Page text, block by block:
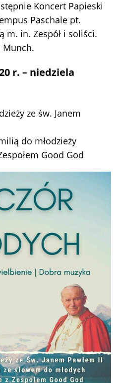
Koncert Papieski
Paschale pt.
m. in. Zespół i soliści.
Munch.
r. – niedziela
ze św. Janem
do młodzieży
Good God